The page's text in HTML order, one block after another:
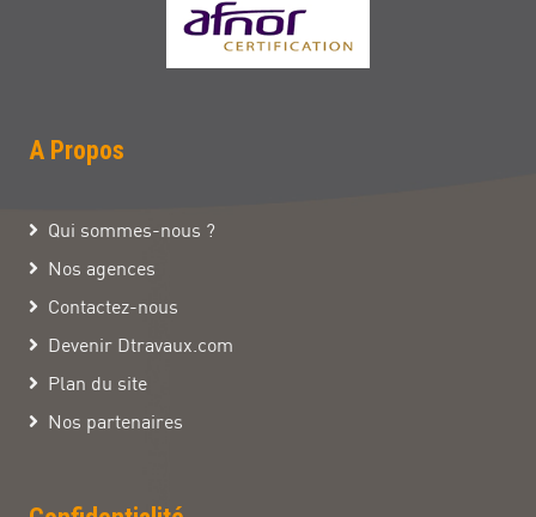
A Propos
Qui sommes-nous ?
Nos agences
Contactez-nous
Devenir Dtravaux.com
Plan du site
Nos partenaires